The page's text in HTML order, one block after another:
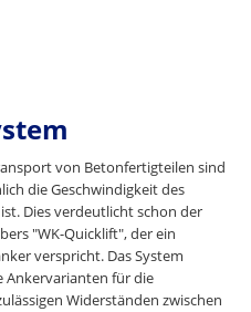
von Betonfertigteilen sind
die Geschwindigkeit des
Dies verdeutlicht schon der
"WK-Quicklift", der ein
verspricht. Das System
Ankervarianten für die
Widerständen zwischen